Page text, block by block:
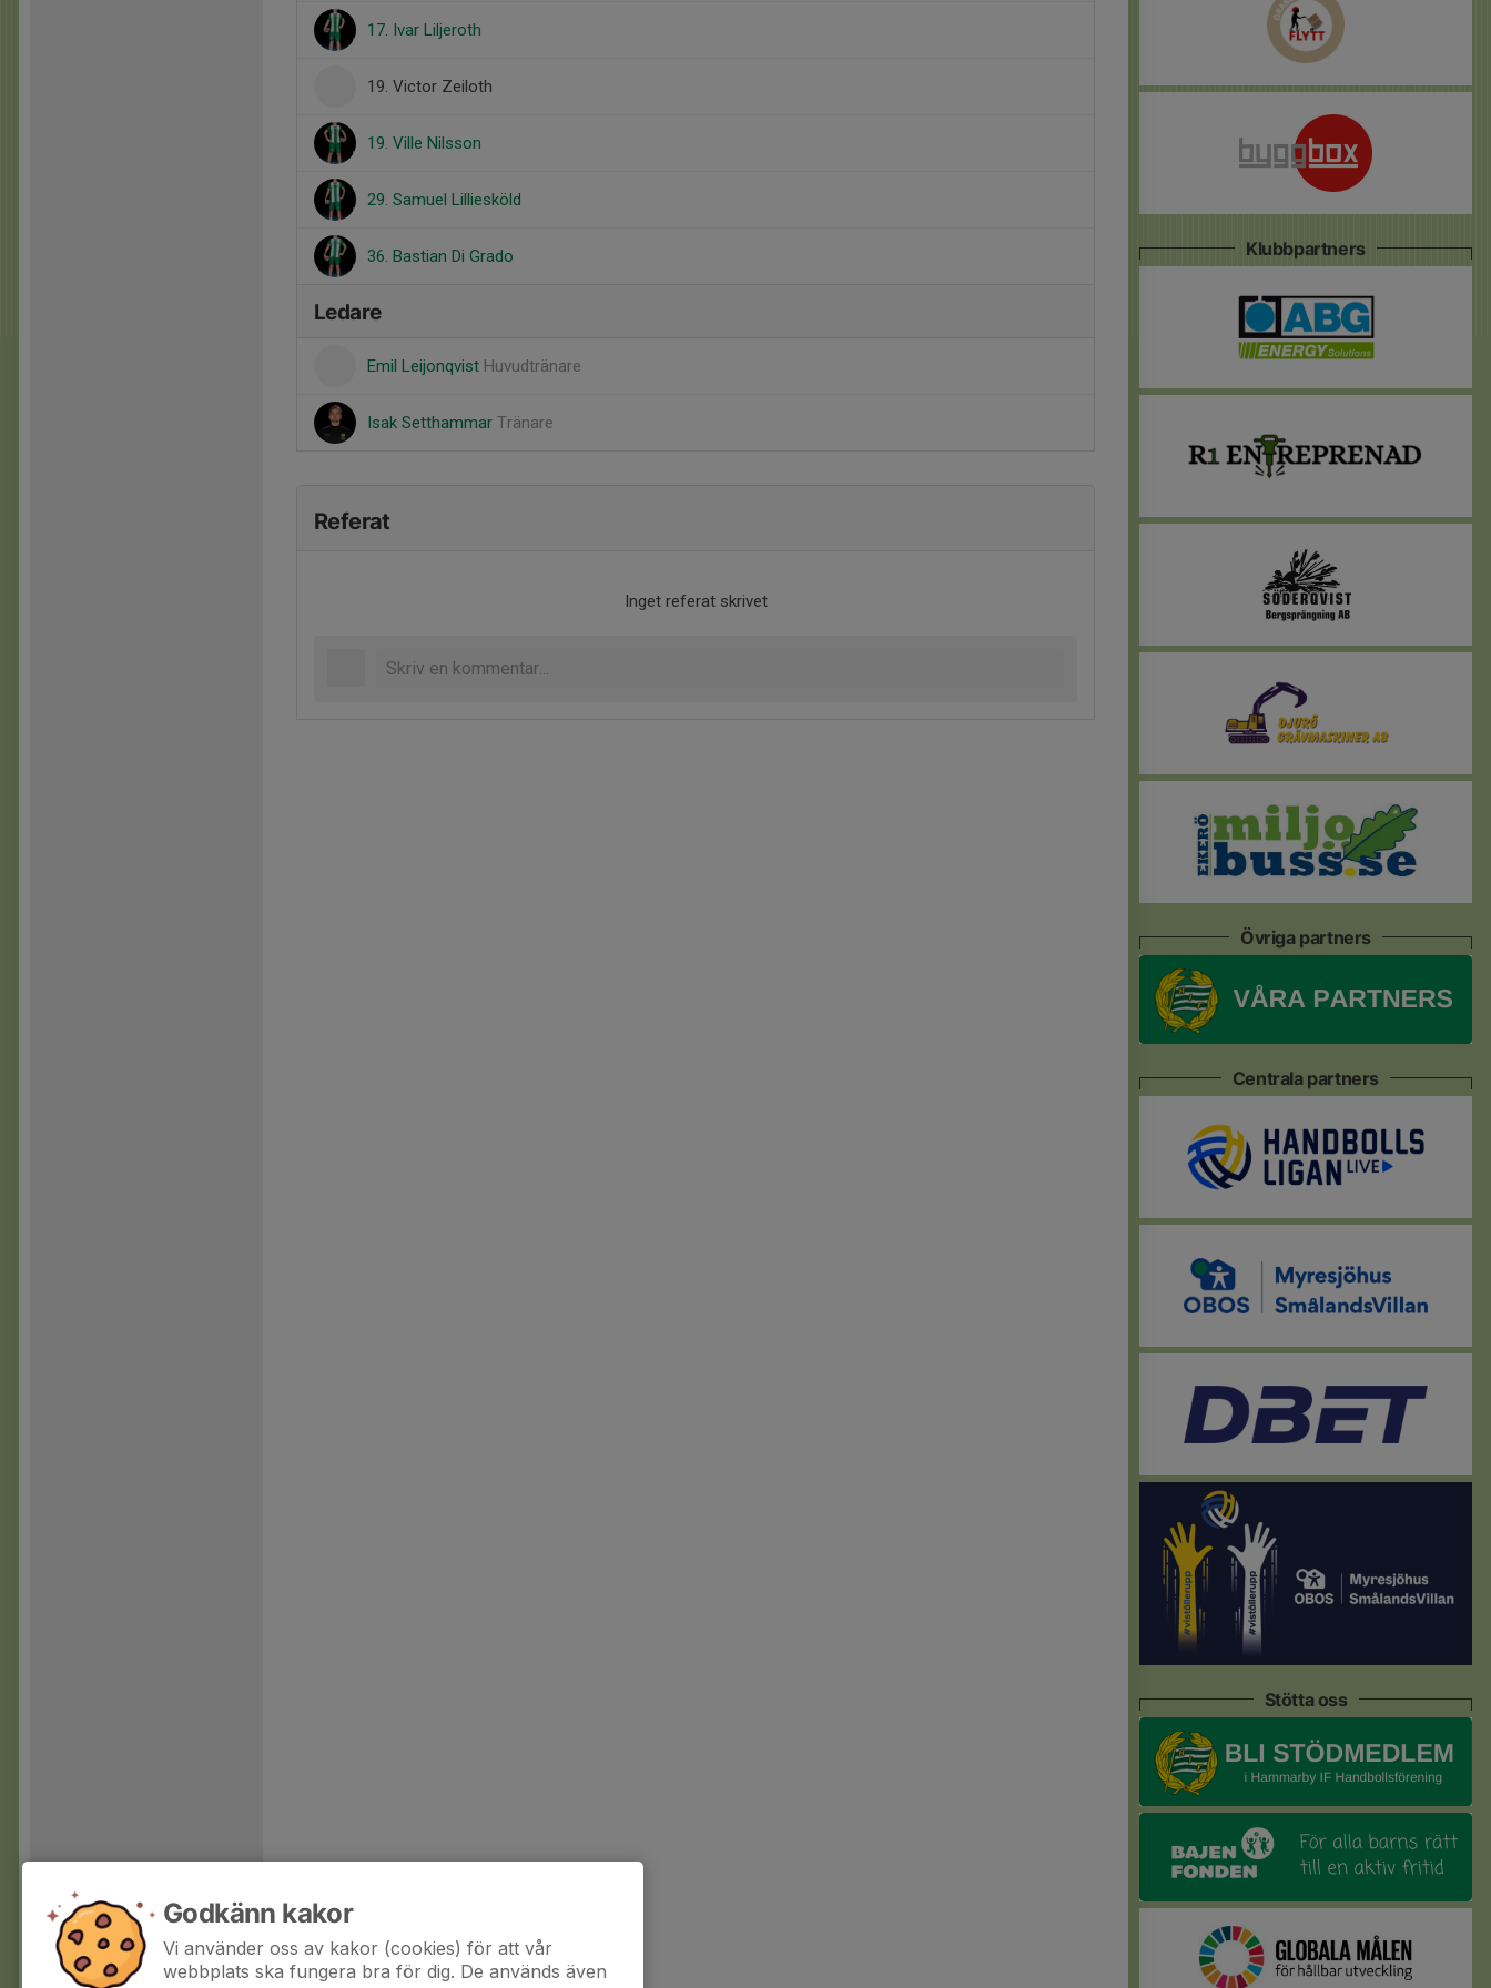
17. Ivar Liljeroth
19. Victor Zeiloth
19. Ville Nilsson
29. Samuel Lilliesköld
36. Bastian Di Grado
Ledare
Emil Leijonqvist Huvudtränare
Isak Setthammar Tränare
Referat
Inget referat skrivet
Klubbpartners
Övriga partners
Centrala partners
Stötta oss
Godkänn kakor
Vi använder oss av kakor (cookies) för att vår
webbplats ska fungera bra för dig. De används även